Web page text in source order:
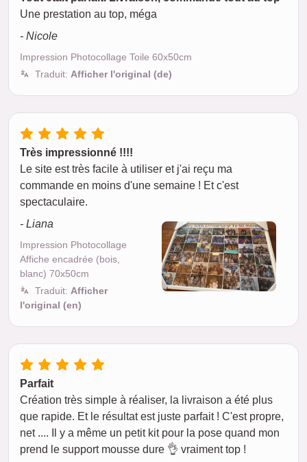
Une prestation au top, méga
- Nicole
Impression Photocollage Toile 60x50cm
Traduit: Afficher l'original (de)
Très impressionné !!!!
Le site est très facile à utiliser et j'ai reçu ma
commande en moins d'une semaine ! Et c'est
spectaculaire.
- Liana
Impression Photocollage
Affiche encadrée (bois,
blanc) 70x50cm
Traduit: Afficher
l'original (en)
Parfait
Création très simple à réaliser, la livraison a été plus
que rapide. Et le résultat est juste parfait ! C'est propre,
net .... Il y a même un petit kit pour la pose quand mon
prend le support mousse dure 👌 vraiment top !